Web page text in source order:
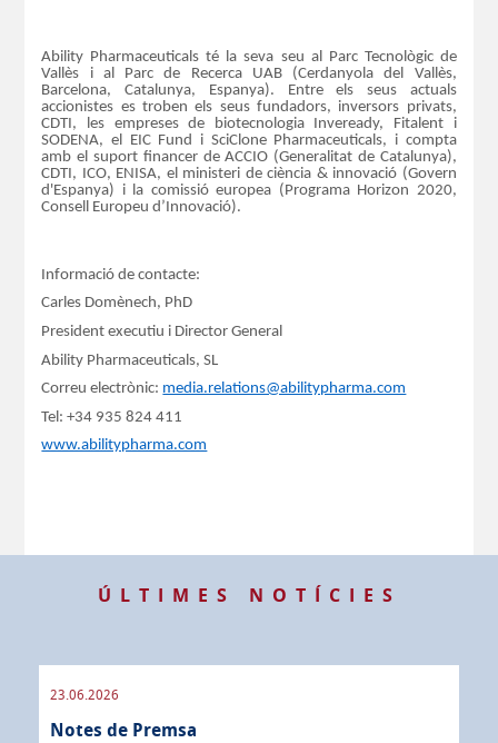
Ability Pharmaceuticals té la seva seu al Parc Tecnològic de
Vallès i al Parc de Recerca UAB (Cerdanyola del Vallès,
Barcelona, ​​Catalunya, Espanya). Entre els seus actuals
accionistes es troben els seus fundadors, inversors privats,
CDTI, les empreses de biotecnologia Inveready, Fitalent i
SODENA, el EIC Fund i SciClone Pharmaceuticals, i compta
amb el suport financer de ACCIO (Generalitat de Catalunya),
CDTI, ICO, ENISA, el ministeri de ciència & innovació (Govern
d'Espanya) i la comissió europea (Programa Horizon 2020,
Consell Europeu d’Innovació).
Informació de contacte:
Carles Domènech, PhD
President executiu i Director General
Ability Pharmaceuticals, SL
Correu electrònic: media.relations@abilitypharma.com
Tel: +34 935 824 411
www.abilitypharma.com
ÚLTIMES NOTÍCIES
23.06.2026
Notes de Premsa